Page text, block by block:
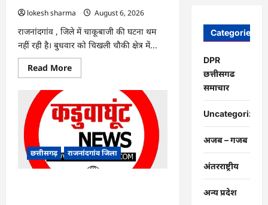
lokesh sharma
August 6, 2026
राजनांदगांव , जिले में चाकूबाजी की घटना थम
नहीं रही है। बुधवार को चिखली चौकी क्षेत्र में...
Read MoreRead
more
युवक
पर
चाकू
जानलेवा
हमला,
चार
आरोपी
छत्तीसगढ़ राजनांदगांव जिला
Categories
DPR
छत्तीसगढ
समाचार
Uncategorized
अजब – गजब
अंतरराष्ट्रीय
अन्य प्रदेश